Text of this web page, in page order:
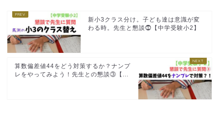
新小3クラス分け。子ども達は意識が変
わる時。先生と懇談⓵【中学受験小2】
算数偏差値44をどう対策するか？ナンプ
レをやってみよう！先生との懇談③【...